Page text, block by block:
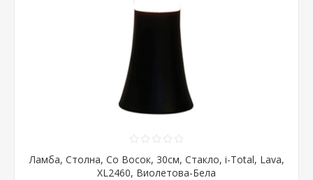
Ламба, Столна, Со Восок, 30см, Стакло, i-Total, Lava,
XL2460, Виолетова-Бела